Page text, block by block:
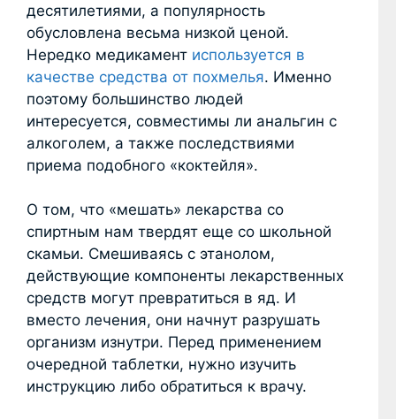
десятилетиями, а популярность
обусловлена весьма низкой ценой.
Нередко медикамент используется в
качестве средства от похмелья. Именно
поэтому большинство людей
интересуется, совместимы ли анальгин с
алкоголем, а также последствиями
приема подобного «коктейля».
О том, что «мешать» лекарства со
спиртным нам твердят еще со школьной
скамьи. Смешиваясь с этанолом,
действующие компоненты лекарственных
средств могут превратиться в яд. И
вместо лечения, они начнут разрушать
организм изнутри. Перед применением
очередной таблетки, нужно изучить
инструкцию либо обратиться к врачу.